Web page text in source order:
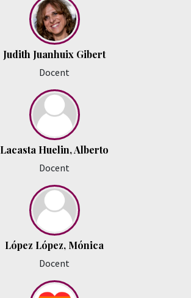
Judith Juanhuix Gibert
Docent
Lacasta Huelin, Alberto
Docent
López López, Mónica
Docent